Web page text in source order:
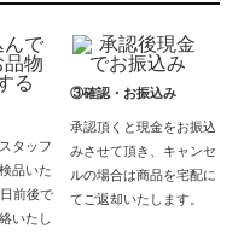
タッフ
品いた
前後で
いたし
③確認・お振込み
承認頂くと現金をお振込
みさせて頂き、キャンセ
ルの場合は商品を宅配に
てご返却いたします。